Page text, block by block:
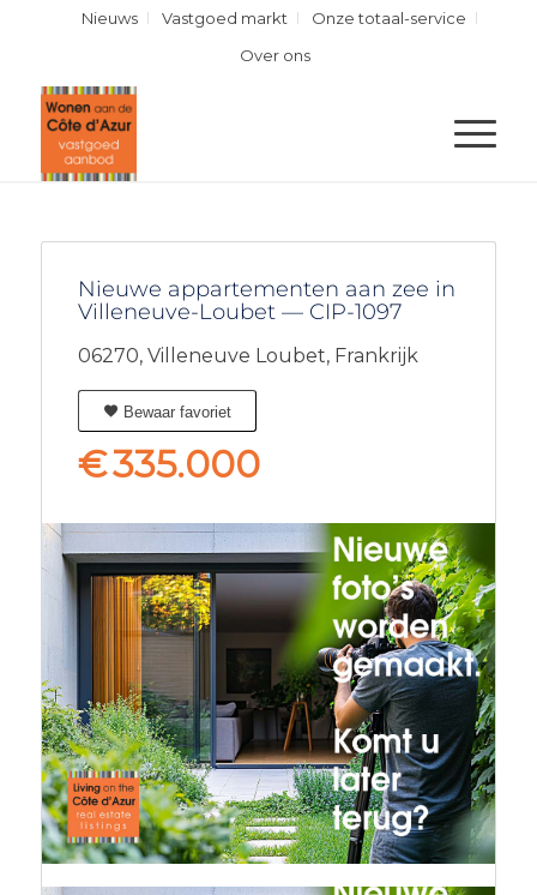
Nieuws Vastgoed markt
Onze totaal-service
Over ons
Nieuwe appartementen aan zee in
Villeneuve-Loubet — CIP-1097
06270, Villeneuve Loubet, Frankrijk
Bewaar favoriet
€335.000